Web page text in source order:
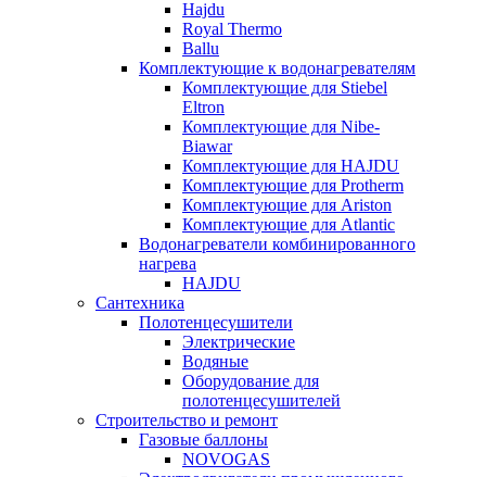
Hajdu
Royal Thermo
Ballu
Комплектующие к водонагревателям
Комплектующие для Stiebel
Eltron
Комплектующие для Nibe-
Biawar
Комплектующие для HAJDU
Комплектующие для Protherm
Комплектующие для Ariston
Комплектующие для Atlantic
Водонагреватели комбинированного
нагрева
HAJDU
Сантехника
Полотенцесушители
Электрические
Водяные
Оборудование для
полотенцесушителей
Строительство и ремонт
Газовые баллоны
NOVOGAS